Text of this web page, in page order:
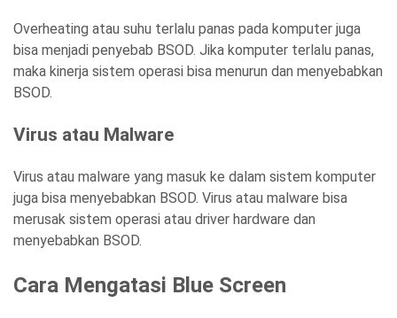
Overheating atau suhu terlalu panas pada komputer juga
bisa menjadi penyebab BSOD. Jika komputer terlalu panas,
maka kinerja sistem operasi bisa menurun dan menyebabkan
BSOD.
Virus atau Malware
Virus atau malware yang masuk ke dalam sistem komputer
juga bisa menyebabkan BSOD. Virus atau malware bisa
merusak sistem operasi atau driver hardware dan
menyebabkan BSOD.
Cara Mengatasi Blue Screen